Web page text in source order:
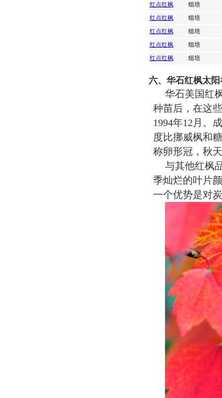
红点红枫
组培
红点红枫
组培
红点红枫
组培
红点红枫
组培
红点红枫
组培
六、华石红枫太
华石美国红
种苗后，在这
1994年12月。
度比挪威枫和
称卵形冠，秋
与其他红枫
季灿烂的叶片
一个优势是对